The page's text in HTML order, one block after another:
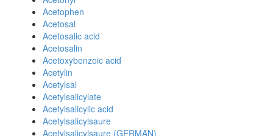
Acetophen
Acetosal
Acetosalic acid
Acetosalin
Acetoxybenzoic acid
Acetylin
Acetylsal
Acetylsalicylate
Acetylsalicylic acid
Acetylsalicylsaure
Acetylsalicylsaure (GERMAN)